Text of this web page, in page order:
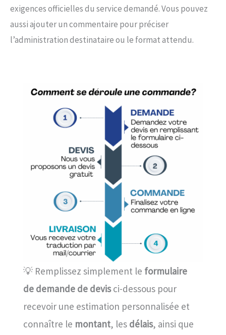
exigences officielles du service demandé. Vous pouvez
aussi ajouter un commentaire pour préciser
l’administration destinataire ou le format attendu.
💡 Remplissez simplement le formulaire
de demande de devisci-dessous pour
recevoir une estimation personnalisée et
connaître le montant, les délais, ainsi que